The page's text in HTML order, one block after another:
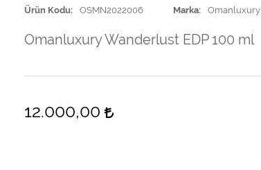
Ürün Kodu OSMN2022006 Marka Omanluxury
Omanluxury Wanderlust EDP 100 ml
12.000,00